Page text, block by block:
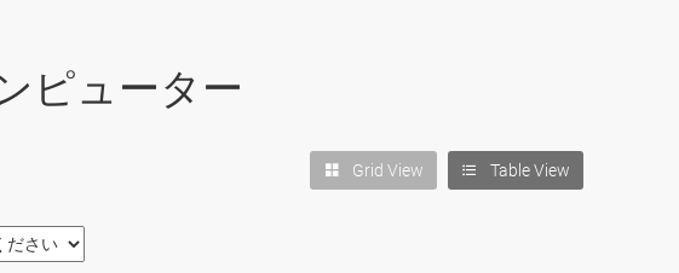
ピューター
Grid View Table View